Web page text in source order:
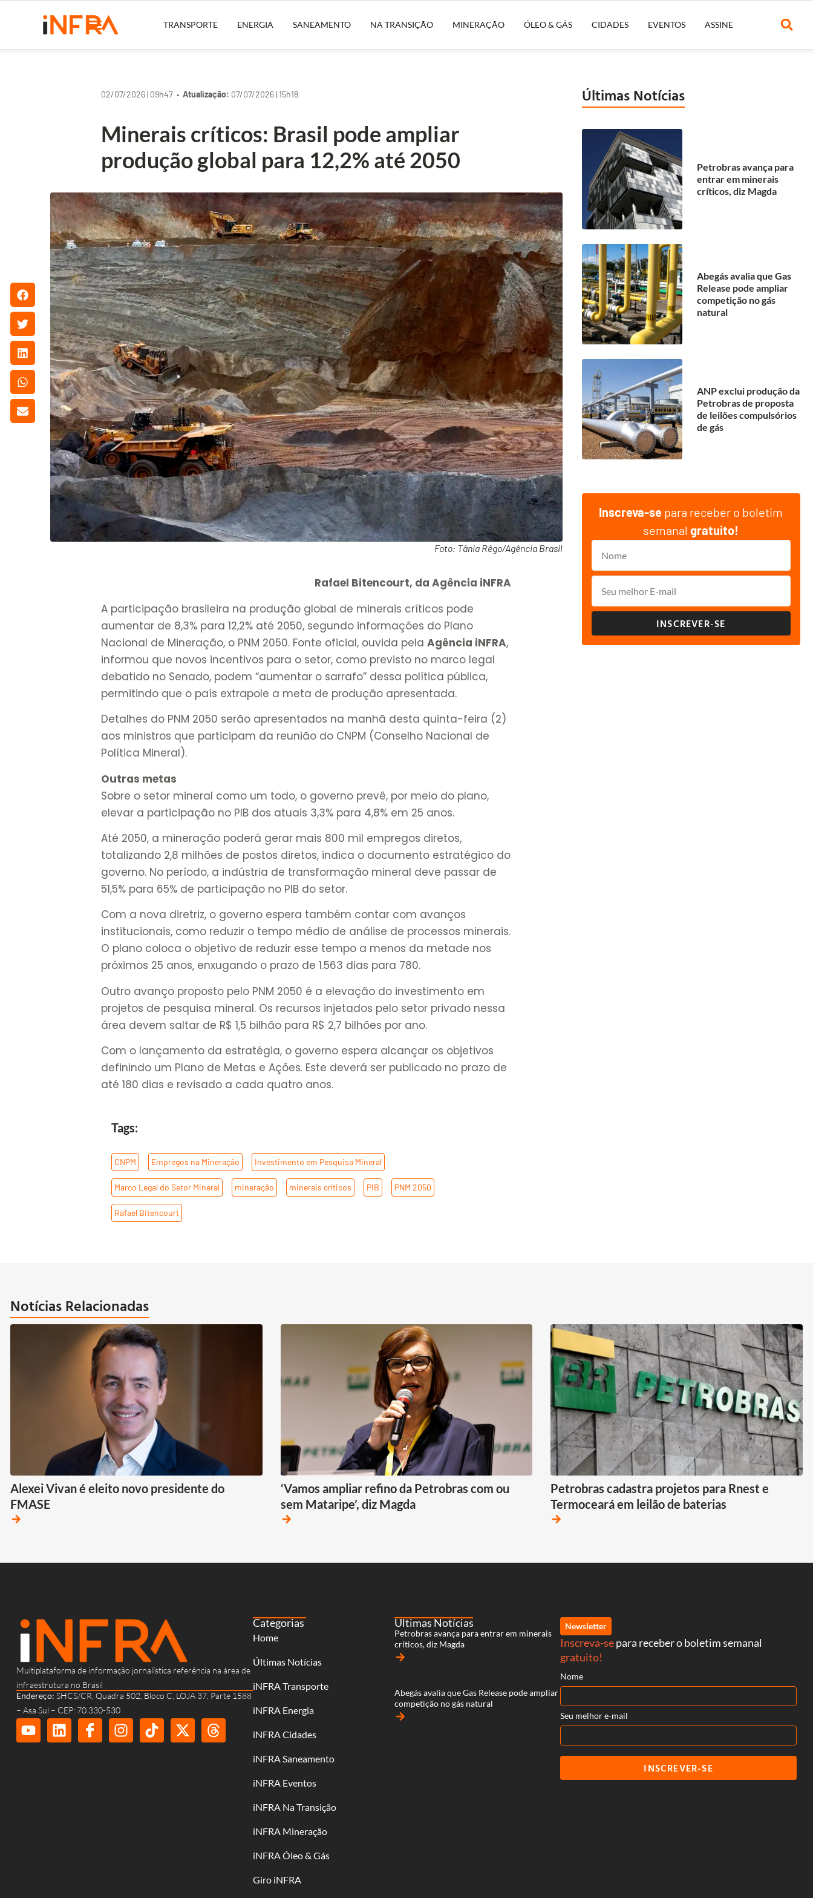
TRANSPORTE ENERGIA SANEAMENTO NA TRANSIÇÃO MINERAÇÃO ÓLEO & GÁS CIDADES EVENTOS ASSINE
02/07/2026 | 09h47 •Atualização: 07/07/2026 | 15h18
Minerais críticos: Brasil pode ampliar
produção global para 12,2% até 2050
Foto: Tânia Rêgo/Agência Brasil
Rafael Bitencourt, da Agência iNFRA
A participação brasileira na produção global de minerais críticos pode
aumentar de 8,3% para 12,2% até 2050, segundo informações do Plano
Nacional de Mineração, o PNM 2050. Fonte oficial, ouvida pelaAgência iNFRA,
informou que novos incentivos para o setor, como previsto no marco legal
debatido no Senado, podem “aumentar o sarrafo” dessa política pública,
permitindo que o país extrapole a meta de produção apresentada.
Detalhes do PNM 2050 serão apresentados na manhã desta quinta-feira (2)
aos ministros que participam da reunião do CNPM (Conselho Nacional de
Política Mineral).
Outras metas
Sobre o setor mineral como um todo, o governo prevê, por meio do plano,
elevar a participação no PIB dos atuais 3,3% para 4,8% em 25 anos.
Até 2050, a mineração poderá gerar mais 800 mil empregos diretos,
totalizando 2,8 milhões de postos diretos, indica o documento estratégico do
governo. No período, a indústria de transformação mineral deve passar de
51,5% para 65% de participação no PIB do setor.
Com a nova diretriz, o governo espera também contar com avanços
institucionais, como reduzir o tempo médio de análise de processos minerais.
O plano coloca o objetivo de reduzir esse tempo a menos da metade nos
próximos 25 anos, enxugando o prazo de 1.563 dias para 780.
Outro avanço proposto pelo PNM 2050 é a elevação do investimento em
projetos de pesquisa mineral. Os recursos injetados pelo setor privado nessa
área devem saltar de R$ 1,5 bilhão para R$ 2,7 bilhões por ano.
Com o lançamento da estratégia, o governo espera alcançar os objetivos
definindo um Plano de Metas e Ações. Este deverá ser publicado no prazo de
até 180 dias e revisado a cada quatro anos.
Tags:
CNPM Empregos na Mineração Investimento em Pesquisa Mineral
Marco Legal do Setor Mineral mineração minerais críticos PIB PNM 2050
Rafael Bitencourt
Últimas Notícias
Petrobras avança para
entrar em minerais
críticos, diz Magda
Abegás avalia que Gas
Release pode ampliar
competição no gás
natural
ANP exclui produção da
Petrobras de proposta
de leilões compulsórios
de gás
Inscreva-se para receber o boletim
semanalgratuito!
INSCREVER-SE
Notícias Relacionadas
Alexei Vivan é eleito novo presidente do
FMASE
arrow_forward
‘Vamos ampliar refino da Petrobras com ou
sem Mataripe’, diz Magda
arrow_forward
Petrobras cadastra projetos para Rnest e
Termoceará em leilão de baterias
arrow_forward
Multiplataforma de informação jornalística referência na área de
infraestrutura no Brasil
Endereço: SHCS/CR, Quadra 502, Bloco C, LOJA 37, Parte 1588
– Asa Sul – CEP: 70.330-530
Categorias
Home
Últimas Notícias
iNFRA Transporte
iNFRA Energia
iNFRA Cidades
iNFRA Saneamento
iNFRA Eventos
iNFRA Na Transição
iNFRA Mineração
iNFRA Óleo & Gás
Giro iNFRA
Últimas Notícias
Petrobras avança para entrar em minerais
críticos, diz Magda
arrow_forward
Abegás avalia que Gas Release pode ampliar
competição no gás natural
arrow_forward
Newsletter
Inscreva-separa receber o boletim semanal
gratuito!
Nome
Seu melhor e-mail
INSCREVER-SE